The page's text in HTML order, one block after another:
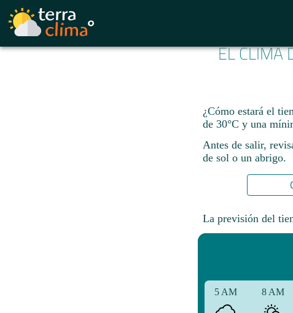
EL CLIMA
¿Cómo estará el
de 30°C y una
Antes de salir,
de sol o un abrigo.
La previsión del
5 AM 8 AM